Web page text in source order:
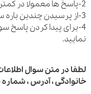
پیدا کردن پاسخ سوال
در متن سوال اطلاعات
، آدرس ، شماره